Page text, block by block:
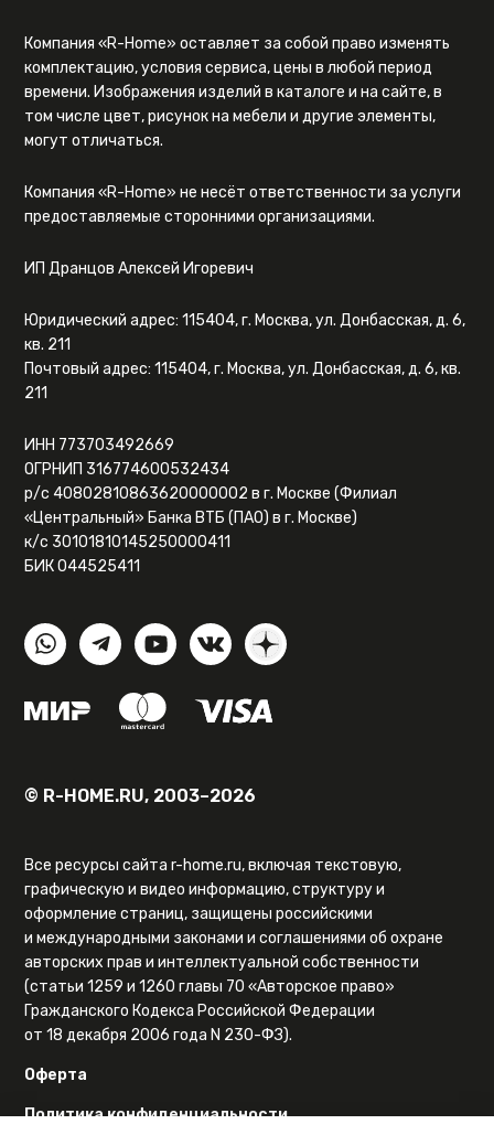
Компания «R-Home» оставляет за собой право изменять
комплектацию, условия сервиса, цены в любой период
времени. Изображения изделий в каталоге и на сайте, в
том числе цвет, рисунок на мебели и другие элементы,
могут отличаться.
Компания «R-Home» не несёт ответственности за услуги
предоставляемые сторонними организациями.
ИП Дранцов Алексей Игоревич
Юридический адрес: 115404, г. Москва, ул. Донбасская, д. 6,
кв. 211
Почтовый адрес: 115404, г. Москва, ул. Донбасская, д. 6, кв.
211
ИНН 773703492669
ОГРНИП 316774600532434
р/с 40802810863620000002 в г. Москве (Филиал
«Центральный» Банка ВТБ (ПАО) в г. Москве)
к/с 30101810145250000411
БИК 044525411
© R-HOME.RU, 2003–2026
Все ресурсы сайта r-home.ru, включая текстовую,
графическую и видео информацию, структуру и
оформление страниц, защищены российскими
и международными законами и соглашениями об охране
авторских прав и интеллектуальной собственности
(статьи 1259 и 1260 главы 70 «Авторское право»
Гражданского Кодекса Российской Федерации
от 18 декабря 2006 года N 230-ФЗ).
Оферта
Политика конфиденциальности